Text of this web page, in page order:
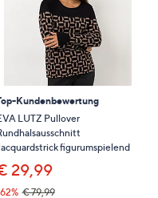
Kundenbewertung
LUTZ Pullover
figurumspielend
29,99
€ 79,99